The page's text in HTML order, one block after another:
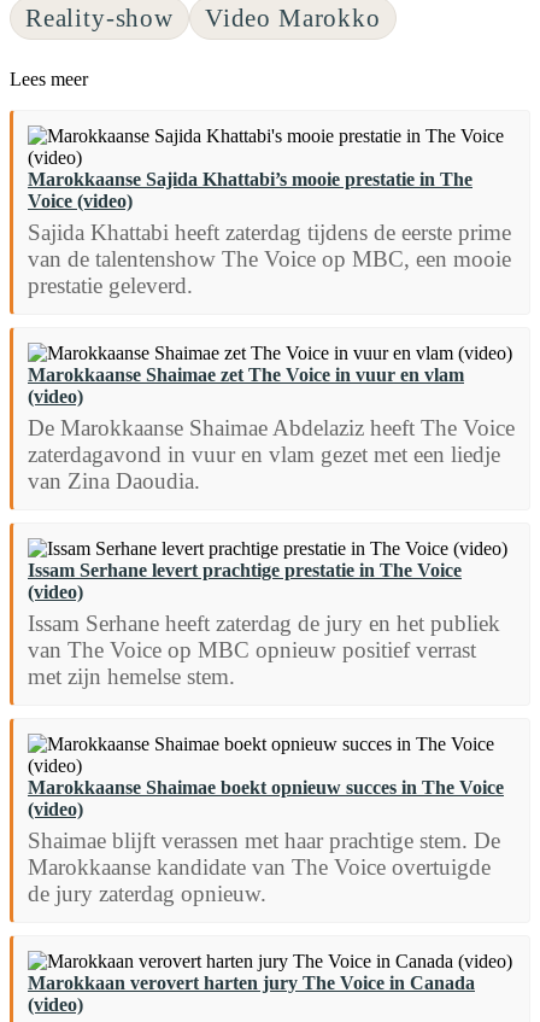
Reality-show Video Marokko
Lees meer
Marokkaanse Sajida Khattabi’s mooie prestatie in The
Voice (video)
Sajida Khattabi heeft zaterdag tijdens de eerste prime
van de talentenshow The Voice op MBC, een mooie
prestatie geleverd.
Marokkaanse Shaimae zet The Voice in vuur en vlam
(video)
De Marokkaanse Shaimae Abdelaziz heeft The Voice
zaterdagavond in vuur en vlam gezet met een liedje
van Zina Daoudia.
Issam Serhane levert prachtige prestatie in The Voice
(video)
Issam Serhane heeft zaterdag de jury en het publiek
van The Voice op MBC opnieuw positief verrast
met zijn hemelse stem.
Marokkaanse Shaimae boekt opnieuw succes in The Voice
(video)
Shaimae blijft verassen met haar prachtige stem. De
Marokkaanse kandidate van The Voice overtuigde
de jury zaterdag opnieuw.
Marokkaan verovert harten jury The Voice in Canada
(video)